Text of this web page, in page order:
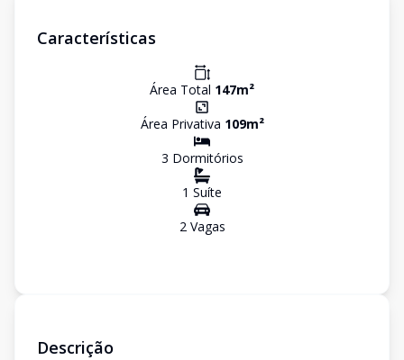
Características
Área Total 147m²
Área Privativa 109m²
3 Dormitórios
1 Suíte
2Vagas
Descrição